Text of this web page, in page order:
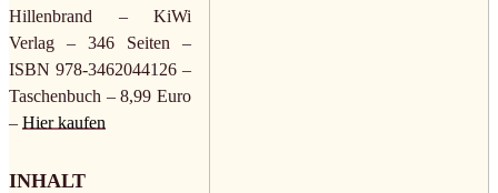
Hillenbrand – KiWi
Verlag – 346 Seiten –
ISBN 978-3462044126 –
Taschenbuch – 8,99 Euro
– Hier kaufen
INHALT